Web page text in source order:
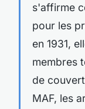
s'affirme
pour les
en 1931,
membres
de
MAF, les